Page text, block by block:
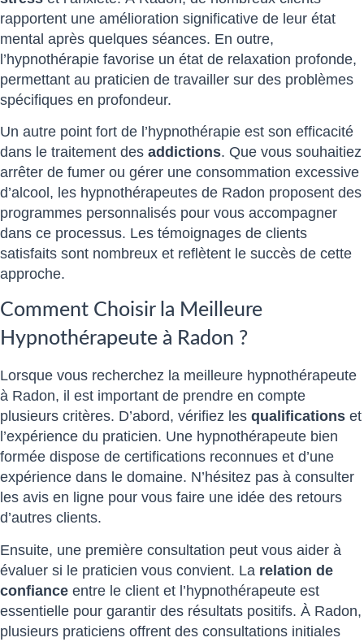
rapportent une amélioration significative de leur état
mental après quelques séances. En outre,
l’hypnothérapie favorise un état de relaxation profonde,
permettant au praticien de travailler sur des problèmes
spécifiques en profondeur.
Un autre point fort de l’hypnothérapie est son efficacité
dans le traitement des addictions. Que vous souhaitiez
arrêter de fumer ou gérer une consommation excessive
d’alcool, les hypnothérapeutes de Radon proposent des
programmes personnalisés pour vous accompagner
dans ce processus. Les témoignages de clients
satisfaits sont nombreux et reflètent le succès de cette
approche.
Comment Choisir la Meilleure
Hypnothérapeute à Radon ?
Lorsque vous recherchez la meilleure hypnothérapeute
à Radon, il est important de prendre en compte
plusieurs critères. D’abord, vérifiez les qualifications et
l’expérience du praticien. Une hypnothérapeute bien
formée dispose de certifications reconnues et d’une
expérience dans le domaine. N’hésitez pas à consulter
les avis en ligne pour vous faire une idée des retours
d’autres clients.
Ensuite, une première consultation peut vous aider à
évaluer si le praticien vous convient. La relation de
confiance entre le client et l’hypnothérapeute est
essentielle pour garantir des résultats positifs. À Radon,
plusieurs praticiens offrent des consultations initiales